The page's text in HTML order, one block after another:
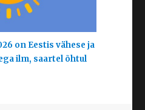
on Eestis vähese ja
ilm, saartel õhtul